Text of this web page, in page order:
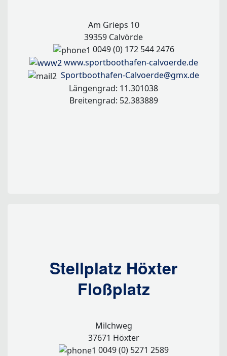
Am Grieps 10
39359 Calvörde
0049 (0) 172 544 2476
www.sportboothafen-calvoerde.de
Sportboothafen-Calvoerde@gmx.de
Längengrad: 11.301038
Breitengrad: 52.383889
Stellplatz Höxter
Floßplatz
Milchweg
37671 Höxter
0049 (0) 5271 2589